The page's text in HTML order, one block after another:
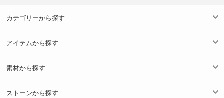
カテゴリーから探す
アイテムから探す
素材から探す
ストーンから探す